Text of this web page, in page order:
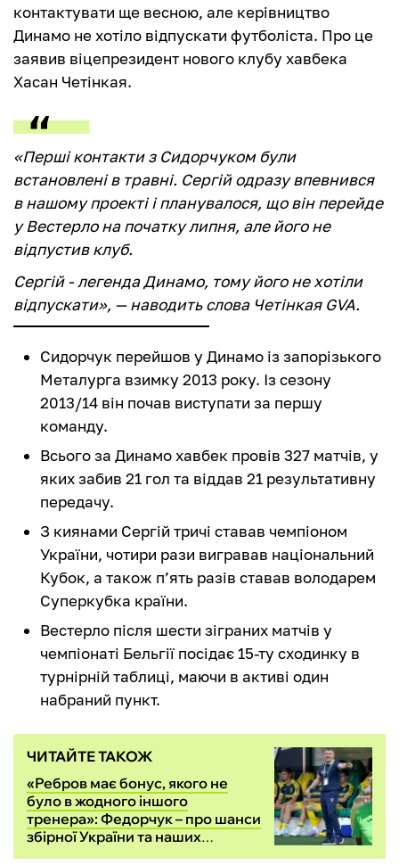
контактувати ще весною, але керівництво
Динамо не хотіло відпускати футболіста. Про це
заявив віцепрезидент нового клубу хавбека
Хасан Четінкая.
«Перші контакти з Сидорчуком були
встановлені в травні. Сергій одразу впевнився
в нашому проекті і планувалося, що він перейде
у Вестерло на початку липня, але його не
відпустив клуб.
Сергій - легенда Динамо, тому його не хотіли
відпускати», — наводить слова Четінкая GVA.
Сидорчук перейшов у Динамо із запорізького
Металурга взимку 2013 року. Із сезону
2013/14 він почав виступати за першу
команду.
Всього за Динамо хавбек провів 327 матчів, у
яких забив 21 гол та віддав 21 результативну
передачу.
З киянами Сергій тричі ставав чемпіоном
України, чотири рази вигравав національний
Кубок, а також п’ять разів ставав володарем
Суперкубка країни.
Вестерло після шести зіграних матчів у
чемпіонаті Бельгії посідає 15-ту сходинку в
турнірній таблиці, маючи в активі один
набраний пункт.
ЧИТАЙТЕ ТАКОЖ
«Ребров має бонус, якого не
було в жодного іншого
тренера»: Федорчук – про шанси
збірної України та наших
легіонерів